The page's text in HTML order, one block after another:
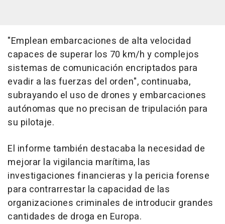
"Emplean embarcaciones de alta velocidad
capaces de superar los 70 km/h y complejos
sistemas de comunicación encriptados para
evadir a las fuerzas del orden", continuaba,
subrayando el uso de drones y embarcaciones
autónomas que no precisan de tripulación para
su pilotaje.
El informe también destacaba la necesidad de
mejorar la vigilancia marítima, las
investigaciones financieras y la pericia forense
para contrarrestar la capacidad de las
organizaciones criminales de introducir grandes
cantidades de droga en Europa.